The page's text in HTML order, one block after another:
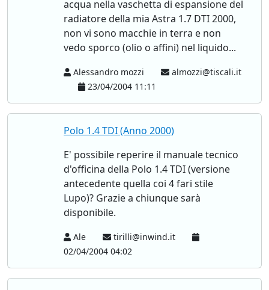
acqua nella vaschetta di espansione del
radiatore della mia Astra 1.7 DTI 2000,
non vi sono macchie in terra e non
vedo sporco (olio o affini) nel liquido...
Alessandro mozzi
almozzi@tiscali.it
23/04/2004 11:11
Polo 1.4 TDI (Anno 2000)
E' possibile reperire il manuale tecnico
d'officina della Polo 1.4 TDI (versione
antecedente quella coi 4 fari stile
Lupo)? Grazie a chiunque sarà
disponibile.
Ale
tirilli@inwind.it
02/04/2004 04:02